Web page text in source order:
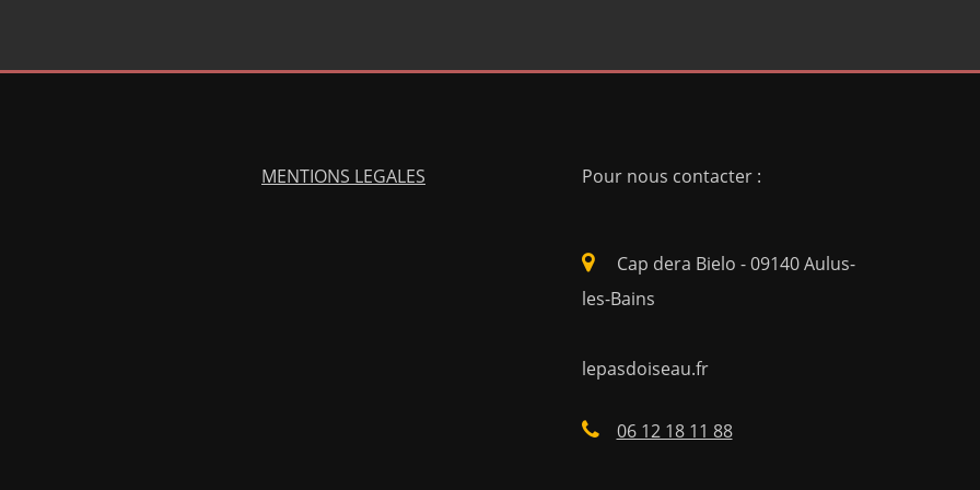
MENTIONS LEGALES Pour nous contacter :
Cap dera Bielo - 09140 Aulus-
les-Bains
lepasdoiseau.fr
06 12 18 11 88